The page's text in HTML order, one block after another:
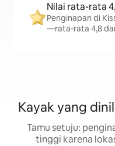
Nilai rata-rata
Penginapan di
—rata-rata 4,8
Kayak yang
Tamu setuju:
tinggi karena